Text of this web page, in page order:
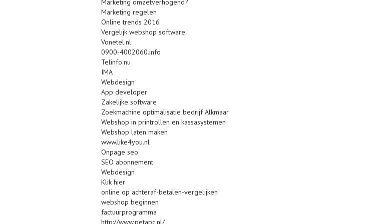
Marketing omzetverhogend?
Marketing regelen
Online trends 2016
Vergelijk webshop software
Vonetel.nl
0900-4002060.info
Telinfo.nu
IMA
Webdesign
App developer
Zakelijke software
Zoekmachine optimalisatie bedrijf Alkmaar
Webshop in printrollen en kassasystemen
Webshop laten maken
www.like4you.nl
Onpage seo
SEO abonnement
Webdesign
Klik hier
online op achteraf-betalen-vergelijken
webshop beginnen
factuurprogramma
http://www.petapc.nl/